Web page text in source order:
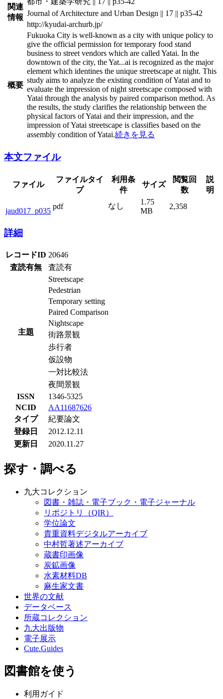
関連
情報 Journal of Architecture and Urban Design || 17 || p35-42
http://kyudai-archurb.jp/
概要
Fukuoka City is well-known as a city with unique policy to
give the official permission for temporary food stand
business to street vendors which are called Yatai. In the
downtown of the city, the Yat...ai is recognized as the major
element which identines the unique streetscape at night. This
study aims to analyze the existing condition of Yatai and to
evaluate the impression of night streetscape composed with
Yatai through the analysis by paired comparison method. As
the results, the study clarifies the relationship between the
physical factors of Yatai and their impression, and the
impression of Yatai streetscape is classifies based on the
assembly condition of Yatai.続きを見る
本文ファイル
ファイル
ファイルタイ
プ
利用条
件
サイズ
閲覧回
数
説
明
jaud017_p035
pdf なし
1.75
MB
2,358
詳細
レコードID 20646
査読有無
査読有
主題
Streetscape
Pedestrian
Temporary setting
Paired Comparison
Nightscape
街路景観
歩行者
仮設物
一対比較法
夜間景観
ISSN
1346-5325
NCID
AA11687626
タイプ
紀要論文
登録日
2012.12.11
更新日
2020.11.27
探す・調べる
九大コレクション
図書・雑誌・電子ブック・電子ジャーナル
リポジトリ（QIR）
学位論文
貴重資料デジタルアーカイブ
中村哲著述アーカイブ
蔵書印画像
炭鉱画像
水素材料DB
麻生家文書
世界の文献
データベース
所蔵コレクション
九大出版物
電子展示
Cute.Guides
図書館を使う
利用ガイド